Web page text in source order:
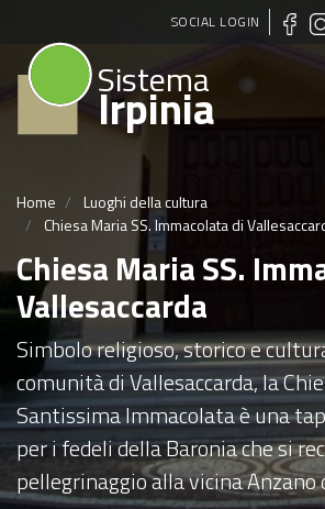
Salta
contenuto
principale
SOCIAL LOGIN
Sistema
Irpinia
Home
Luoghi della cultura
Chiesa Maria SS. Immacolata di
Chiesa Maria SS.
Vallesaccarda
Simbolo religioso, storico e
comunità di Vallesaccarda, la
Santissima Immacolata è una
per i fedeli della Baronia che si
pellegrinaggio alla vicina Anzano